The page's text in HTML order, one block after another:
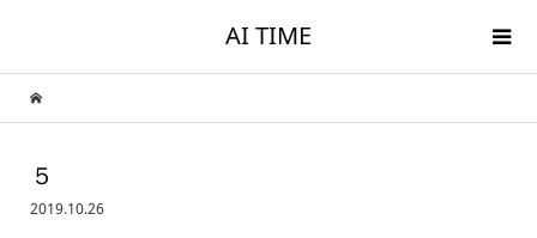
AI TIME
５
2019.10.26